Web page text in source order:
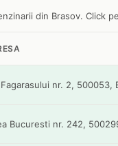
din Brasov. Click
nr. 2, 500053,
Bucuresti nr. 242,